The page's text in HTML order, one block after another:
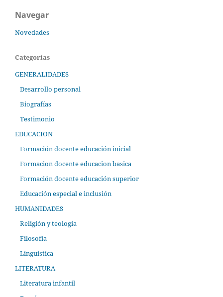
Navegar
Novedades
Categorías
GENERALIDADES
Desarrollo personal
Biografías
Testimonio
EDUCACION
Formación docente educación inicial
Formacion docente educacion basica
Formación docente educación superior
Educación especial e inclusión
HUMANIDADES
Religión y teología
Filosofía
Linguistica
LITERATURA
Literatura infantil